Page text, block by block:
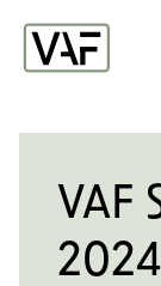
Ga verder
VAF
2024